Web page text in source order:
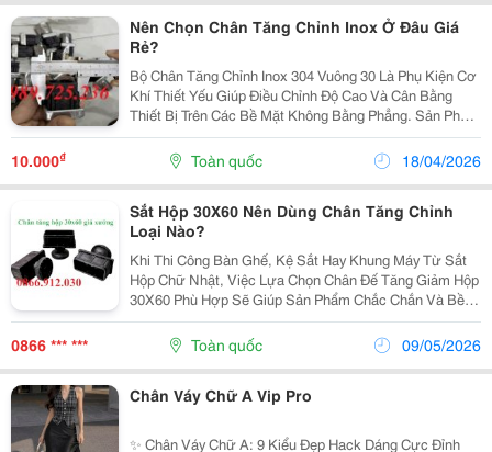
Nên Chọn Chân Tăng Chỉnh Inox Ở Đâu Giá
Rẻ?
Bộ Chân Tăng Chỉnh Inox 304 Vuông 30 Là Phụ Kiện Cơ
Khí Thiết Yếu Giúp Điều Chỉnh Độ Cao Và Cân Bằng
Thiết Bị Trên Các Bề Mặt Không Bằng Phẳng. Sản Phẩm
Đặc Biệt Được Ưa Chuộng Nhờ Chất Liệu Inox 304 Bền
Bỉ, Chống Gỉ Sét Và Khả Năng Chịu Tải Trọng...
10.000₫ Toàn quốc 18/04/2026
Sắt Hộp 30X60 Nên Dùng Chân Tăng Chỉnh
Loại Nào?
Khi Thi Công Bàn Ghế, Kệ Sắt Hay Khung Máy Từ Sắt
Hộp Chữ Nhật, Việc Lựa Chọn Chân Đế Tăng Giảm Hộp
30X60 Phù Hợp Sẽ Giúp Sản Phẩm Chắc Chắn Và Bền
Hơn. Hiện Nay, Dòng Chân Tăng Chỉnh 30X60 Được
Nhiều Xưởng Cơ Khí Ưu Tiên Nhờ Khả Năng Cân Bằng
0866 *** *** Toàn quốc 09/05/2026
Chân Váy Chữ A Vip Pro
✨ Chân Váy Chữ A: 9 Kiểu Đẹp Hack Dáng Cực Đỉnh